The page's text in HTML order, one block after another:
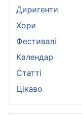
Диригенти
Хори
Фестивалі
Календар
Статті
Цікаво